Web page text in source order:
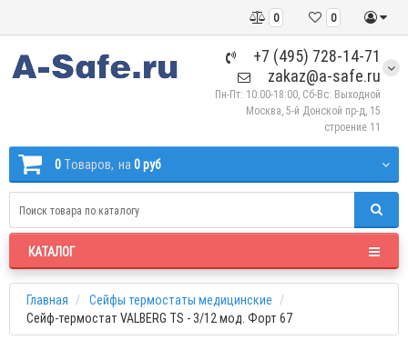
0
0
+7 (495) 728-14-71
zakaz@a-safe.ru
Пн-Пт: 10:00-18:00, Сб-Вс: Выходной
Москва, 5-й Донской пр-д, 15
строение 11
0 Tоваров, на 0 руб
КАТАЛОГ
Главная
Сейфы термостаты медицинские
Сейф-термостат VALBERG TS - 3/12 мод. Форт 67